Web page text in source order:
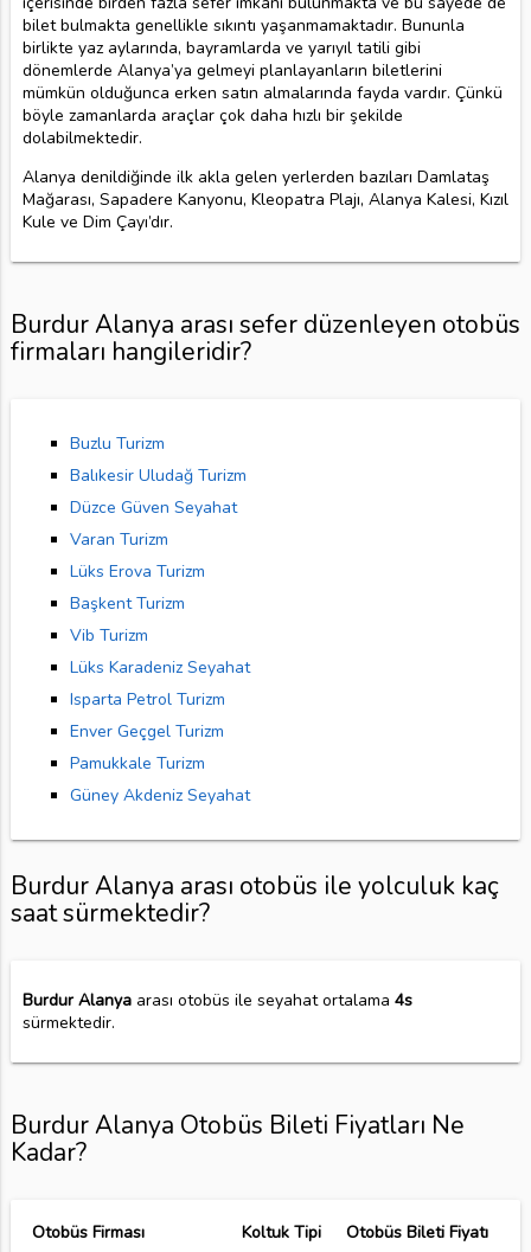
bilet bulmakta genellikle sıkıntı yaşanmamaktadır. Bununla
birlikte yaz aylarında, bayramlarda ve yarıyıl tatili gibi
dönemlerde Alanya’ya gelmeyi planlayanların biletlerini
mümkün olduğunca erken satın almalarında fayda vardır. Çünkü
böyle zamanlarda araçlar çok daha hızlı bir şekilde
dolabilmektedir.
Alanya denildiğinde ilk akla gelen yerlerden bazıları Damlataş
Mağarası, Sapadere Kanyonu, Kleopatra Plajı, Alanya Kalesi, Kızıl
Kule ve Dim Çayı’dır.
Burdur Alanya arası sefer düzenleyen otobüs
firmaları hangileridir?
Buzlu Turizm
Balıkesir Uludağ Turizm
Düzce Güven Seyahat
Varan Turizm
Lüks Erova Turizm
Başkent Turizm
Vib Turizm
Lüks Karadeniz Seyahat
Isparta Petrol Turizm
Enver Geçgel Turizm
Pamukkale Turizm
Güney Akdeniz Seyahat
Burdur Alanya arası otobüs ile yolculuk kaç
saat sürmektedir?
Burdur Alanyaarası otobüs ile seyahat ortalama 4s
sürmektedir.
Burdur Alanya Otobüs Bileti Fiyatları Ne
Kadar?
Otobüs Firması Koltuk Tipi
Otobüs Bileti Fiyatı